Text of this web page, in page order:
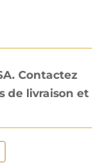
Contactez
de livraison et